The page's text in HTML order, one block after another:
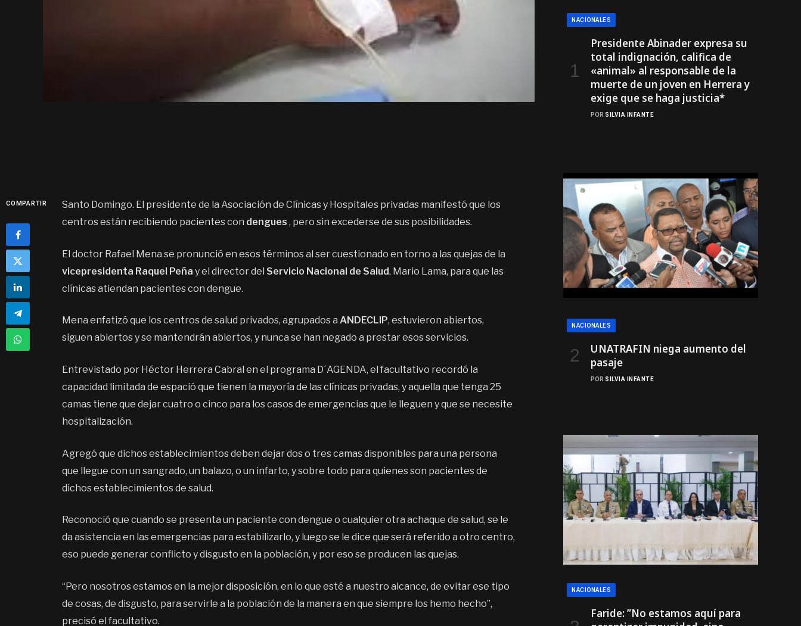
COMPARTIR
Santo Domingo. El presidente de la Asociación de Clínicas y Hospitales privadas manifestó que los
centros están recibiendo pacientes con dengues , pero sin excederse de sus posibilidades.
El doctor Rafael Mena se pronunció en esos términos al ser cuestionado en torno a las quejas de la
vicepresidenta Raquel Peñay el director del Servicio Nacional de Salud, Mario Lama, para que las
clínicas atiendan pacientes con dengue.
Mena enfatizó que los centros de salud privados, agrupados aANDECLIP, estuvieron abiertos,
siguen abiertos y se mantendrán abiertos, y nunca se han negado a prestar esos servicios.
Entrevistado por Héctor Herrera Cabral en el programa D´AGENDA, el facultativo recordó la
capacidad limitada de espació que tienen la mayoría de las clínicas privadas, y aquella que tenga 25
camas tiene que dejar cuatro o cinco para los casos de emergencias que le lleguen y que se necesite
hospitalización.
Agregó que dichos establecimientos deben dejar dos o tres camas disponibles para una persona
que llegue con un sangrado, un balazo, o un infarto, y sobre todo para quienes son pacientes de
dichos establecimientos de salud.
Reconoció que cuando se presenta un paciente con dengue o cualquier otra achaque de salud, se le
da asistencia en las emergencias para estabilizarlo, y luego se le dice que será referido a otro centro,
eso puede generar conflicto y disgusto en la población, y por eso se producen las quejas.
“Pero nosotros estamos en la mejor disposición, en lo que esté a nuestro alcance, de evitar ese tipo
de cosas, de disgusto, para servirle a la población de la manera en que siempre los hemo hecho”,
precisó el facultativo.
NACIONALES
Presidente Abinader expresa su
total indignación, califica de
«animal» al responsable de la
muerte de un joven en Herrera y
exige que se haga justicia*
POR SILVIA INFANTE
NACIONALES
UNATRAFIN niega aumento del
pasaje
POR SILVIA INFANTE
NACIONALES
Faride: ”No estamos aquí para